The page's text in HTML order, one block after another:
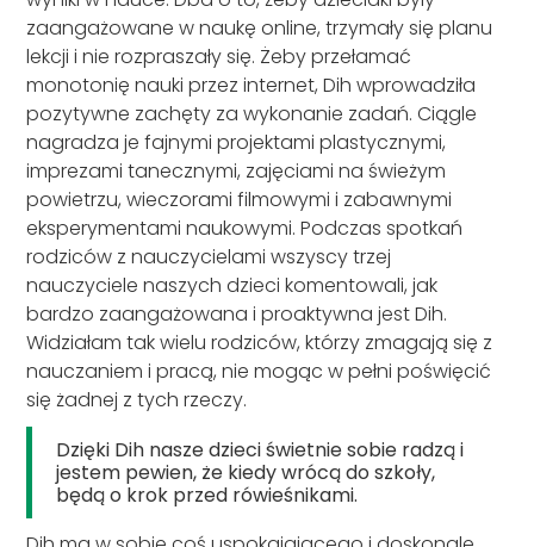
zaangażowane w naukę online, trzymały się planu
lekcji i nie rozpraszały się. Żeby przełamać
monotonię nauki przez internet, Dih wprowadziła
pozytywne zachęty za wykonanie zadań. Ciągle
nagradza je fajnymi projektami plastycznymi,
imprezami tanecznymi, zajęciami na świeżym
powietrzu, wieczorami filmowymi i zabawnymi
eksperymentami naukowymi. Podczas spotkań
rodziców z nauczycielami wszyscy trzej
nauczyciele naszych dzieci komentowali, jak
bardzo zaangażowana i proaktywna jest Dih.
Widziałam tak wielu rodziców, którzy zmagają się z
nauczaniem i pracą, nie mogąc w pełni poświęcić
się żadnej z tych rzeczy.
Dzięki Dih nasze dzieci świetnie sobie radzą i
jestem pewien, że kiedy wrócą do szkoły,
będą o krok przed rówieśnikami.